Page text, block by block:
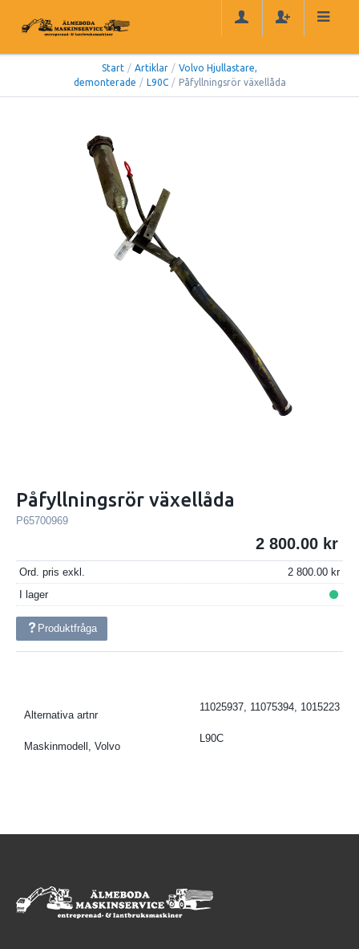
Start / Artiklar / Volvo Hjullastare,
demonterade / L90C / Påfyllningsrör växellåda
Påfyllningsrör växellåda
P65700969
2 800.00
Ord. pris exkl.
2 800.00
I lager
Produktfråga
Alternativa artnr
11025937, 11075394, 1015223
Maskinmodell, Volvo
L90C